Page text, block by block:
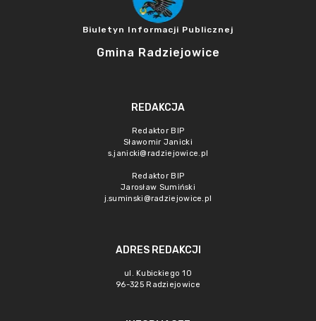
Biuletyn Informacji Publicznej
Gmina Radziejowice
REDAKCJA
Redaktor BIP
Sławomir Janicki
s.janicki@radziejowice.pl
Redaktor BIP
Jarosław Sumiński
j.suminski@radziejowice.pl
ADRES REDAKCJI
ul. Kubickiego 10
96-325 Radziejowice